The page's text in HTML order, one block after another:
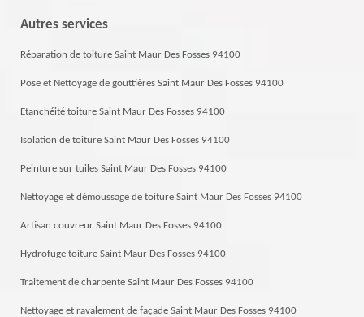
Autres services
Réparation de toiture Saint Maur Des Fosses 94100
Pose et Nettoyage de gouttières Saint Maur Des Fosses 94100
Etanchéité toiture Saint Maur Des Fosses 94100
Isolation de toiture Saint Maur Des Fosses 94100
Peinture sur tuiles Saint Maur Des Fosses 94100
Nettoyage et démoussage de toiture Saint Maur Des Fosses 94100
Artisan couvreur Saint Maur Des Fosses 94100
Hydrofuge toiture Saint Maur Des Fosses 94100
Traitement de charpente Saint Maur Des Fosses 94100
Nettoyage et ravalement de façade Saint Maur Des Fosses 94100